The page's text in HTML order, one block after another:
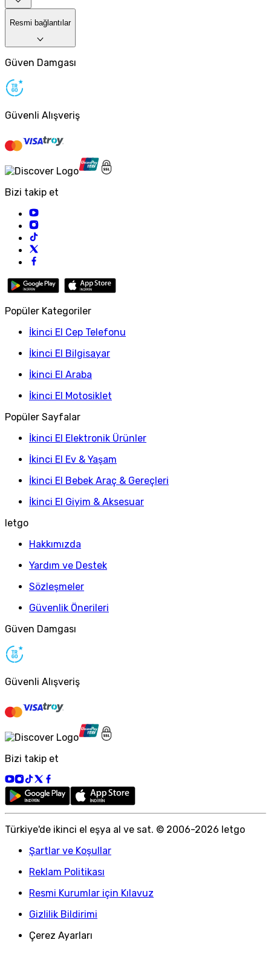
Resmi bağlantılar
Güven Damgası
Güvenli Alışveriş
Bizi takip et
Popüler Kategoriler
İkinci El Cep Telefonu
İkinci El Bilgisayar
İkinci El Araba
İkinci El Motosiklet
Popüler Sayfalar
İkinci El Elektronik Ürünler
İkinci El Ev & Yaşam
İkinci El Bebek Araç & Gereçleri
İkinci El Giyim & Aksesuar
letgo
Hakkımızda
Yardım ve Destek
Sözleşmeler
Güvenlik Önerileri
Güven Damgası
Güvenli Alışveriş
Bizi takip et
Türkiye'de ikinci el eşya al ve sat. © 2006-2026 letgo
Şartlar ve Koşullar
Reklam Politikası
Resmi Kurumlar için Kılavuz
Gizlilik Bildirimi
Çerez Ayarları